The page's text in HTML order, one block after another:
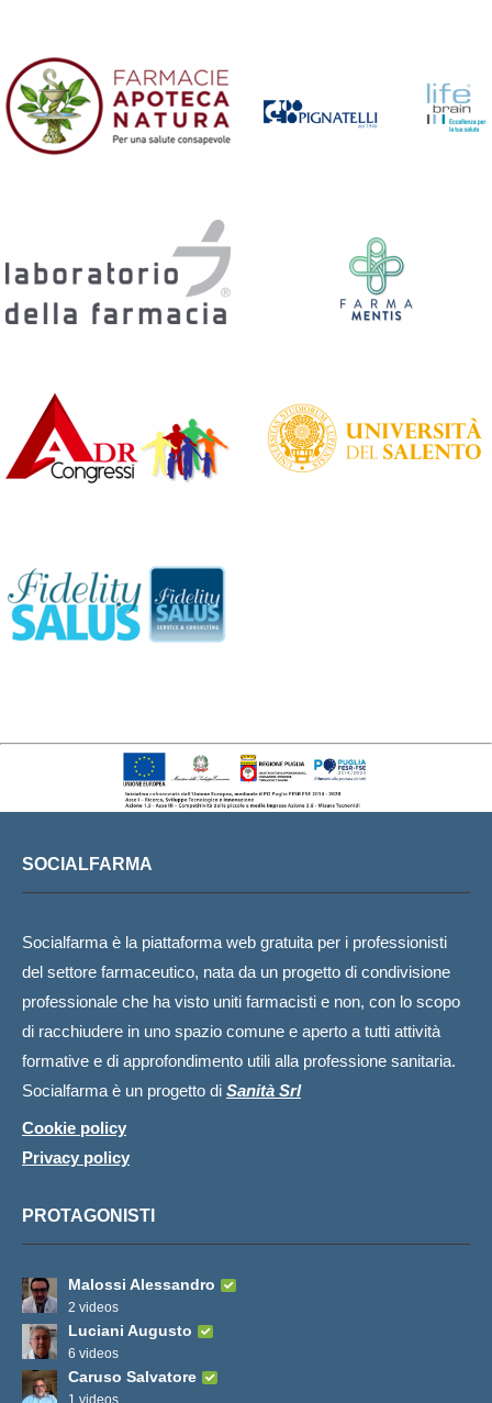
SOCIALFARMA
Socialfarma è la piattaforma web gratuita per i professionisti
del settore farmaceutico, nata da un progetto di condivisione
professionale che ha visto uniti farmacisti e non, con lo scopo
di racchiudere in uno spazio comune e aperto a tutti attività
formative e di approfondimento utili alla professione sanitaria.
Socialfarma è un progetto di Sanità Srl
Cookie policy
Privacy policy
PROTAGONISTI
Malossi Alessandro
2 videos
Luciani Augusto
6 videos
Caruso Salvatore
1 videos